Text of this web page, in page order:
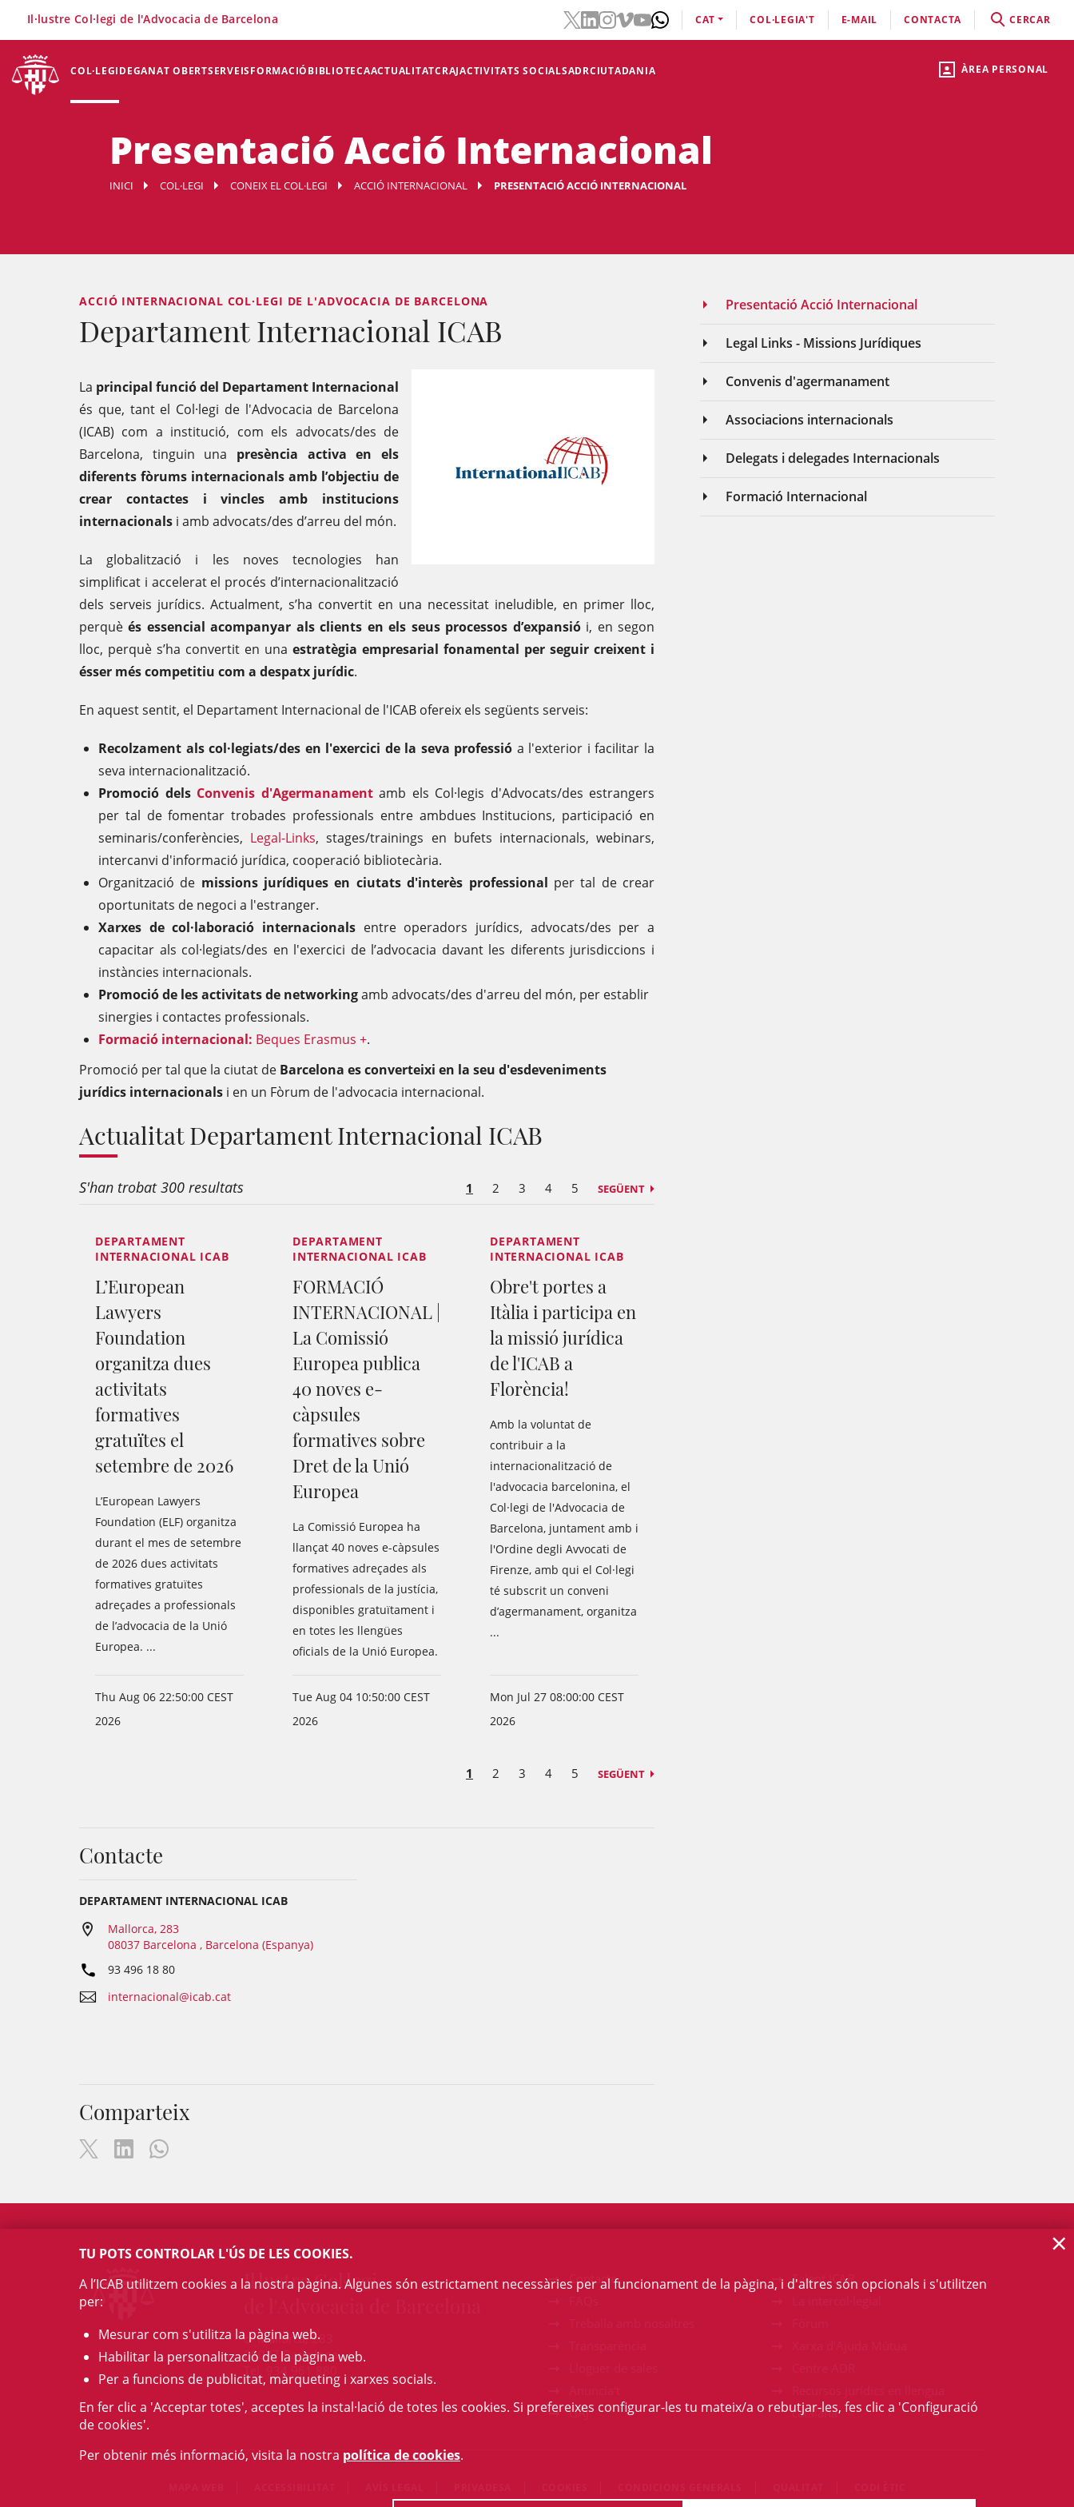
ÀREA PERSONAL
COL·LEGIDEGANAT OBERTSERVEISFORMACIÓBIBLIOTECAACTUALITATCRAJACTIVITATS SOCIALSADRCIUTADANIA
Il·lustre Col·legi de l'Advocacia de Barcelona CAT COL·LEGIA'T E-MAIL CONTACTA CERCAR
Presentació Acció Internacional
INICI COL·LEGI CONEIX EL COL·LEGI ACCIÓ INTERNACIONAL PRESENTACIÓ ACCIÓ INTERNACIONAL
Presentació Acció Internacional
Legal Links - Missions Jurídiques
Convenis d'agermanament
Associacions internacionals
Delegats i delegades Internacionals
Formació Internacional
ACCIÓ INTERNACIONAL COL·LEGI DE L'ADVOCACIA DE BARCELONA
Departament Internacional ICAB
La principal funciódel Departament Internacional
és que, tant el Col·legi de l'Advocacia de Barcelona
(ICAB) com a institució, com els advocats/des de
Barcelona, tinguin una presència activa en els
diferents fòrums internacionals amb l’objectiu de
crear contactes i vincles amb institucions
internacionals i amb advocats/des d’arreu del món.
La globalització i les noves tecnologies han
simplificat i accelerat el procés d’internacionalització
dels serveis jurídics. Actualment, s’ha convertit en una necessitat ineludible, en primer lloc,
perquèés essencial acompanyar als clients en els seus processos d’expansiói, en segon
lloc, perquè s’ha convertit en una estratègia empresarial fonamental per seguir creixent i
ésser més competitiu com a despatx jurídic.
En aquest sentit, el Departament Internacional de l'ICAB ofereix els següents serveis:
Recolzament als col·legiats/des en l'exercici de la seva professió a l'exterior i facilitar la
seva internacionalització.
Promoció dels Convenis d'Agermanamentamb els Col·legis d'Advocats/des estrangers
per tal de fomentar trobades professionals entre ambdues Institucions, participació en
seminaris/conferències, Legal-Links, stages/trainings en bufets internacionals, webinars,
intercanvi d'informació jurídica, cooperació bibliotecària.
Organització de missions jurídiques en ciutats d'interès professional per tal de crear
oportunitats de negoci a l'estranger.
Xarxes de col·laboració internacionals entre operadors jurídics, advocats/des per a
capacitar als col·legiats/des en l'exercici de l’advocacia davant les diferents jurisdiccions i
instàncies internacionals.
Promoció de les activitats de networkingamb advocats/des d'arreu del món, per establir
sinergies i contactes professionals.
Formació internacional: Beques Erasmus +.
Promoció per tal que la ciutat de Barcelona es converteixi en la seu d'esdeveniments
jurídics internacionals i en un Fòrum de l'advocacia internacional.
Actualitat Departament Internacional ICAB
S'han trobat 300 resultats 1 2 3 4 5 SEGÜENT
DEPARTAMENT
INTERNACIONAL ICAB
L’European
Lawyers
Foundation
organitza dues
activitats
formatives
gratuïtes el
setembre de 2026
L’European Lawyers
Foundation (ELF) organitza
durant el mes de setembre
de 2026 dues activitats
formatives gratuïtes
adreçades a professionals
de l’advocacia de la Unió
Europea. ...
Thu Aug 06 22:50:00 CEST
2026
DEPARTAMENT
INTERNACIONAL ICAB
FORMACIÓ
INTERNACIONAL |
La Comissió
Europea publica
40 noves e-
càpsules
formatives sobre
Dret de la Unió
Europea
La Comissió Europea ha
llançat 40 noves e-càpsules
formatives adreçades als
professionals de la justícia,
disponibles gratuïtament i
en totes les llengües
oficials de la Unió Europea.
Tue Aug 04 10:50:00 CEST
2026
DEPARTAMENT
INTERNACIONAL ICAB
Obre't portes a
Itàlia i participa en
la missió jurídica
de l'ICAB a
Florència!
Amb la voluntat de
contribuir a la
internacionalització de
l'advocacia barcelonina, el
Col·legi de l'Advocacia de
Barcelona, juntament amb i
l'Ordine degli Avvocati de
Firenze, amb qui el Col·legi
té subscrit un conveni
d’agermanament, organitza
...
Mon Jul 27 08:00:00 CEST
2026
1 2 3 4 5 SEGÜENT
Contacte
DEPARTAMENT INTERNACIONAL ICAB
Mallorca, 283
08037 Barcelona , Barcelona (Espanya)
93 496 18 80
internacional@icab.cat
Comparteix
Il·lustre Col·legi
c/ Mallorca, 283
08037 Barcelona
Tel. 934 961 880
Contacte
GAJ
Talent ICAB
catalana
TU POTS CONTROLAR L'ÚS DE LES COOKIES.
A l’ICAB utilitzem cookies a la nostra pàgina. Algunes són estrictament necessàries per al funcionament de la pàgina, i d'altres són opcionals i s'utilitzen
per:
Mesurar com s'utilitza la pàgina web.
Habilitar la personalització de la pàgina web.
Per a funcions de publicitat, màrqueting i xarxes socials.
En fer clic a 'Acceptar totes', acceptes la instal·lació de totes les cookies. Si prefereixes configurar-les tu mateix/a o rebutjar-les, fes clic a 'Configuració
de cookies'.
Per obtenir més informació, visita la nostra política de cookies.
×